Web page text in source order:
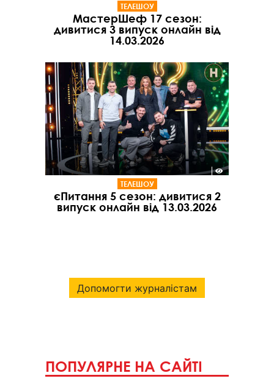
ТЕЛЕШОУ
МастерШеф 17 сезон:
дивитися 3 випуск онлайн від
14.03.2026
ТЕЛЕШОУ
єПитання 5 сезон: дивитися 2
випуск онлайн від 13.03.2026
Допомогти журналістам
ПОПУЛЯРНЕ НА САЙТІ